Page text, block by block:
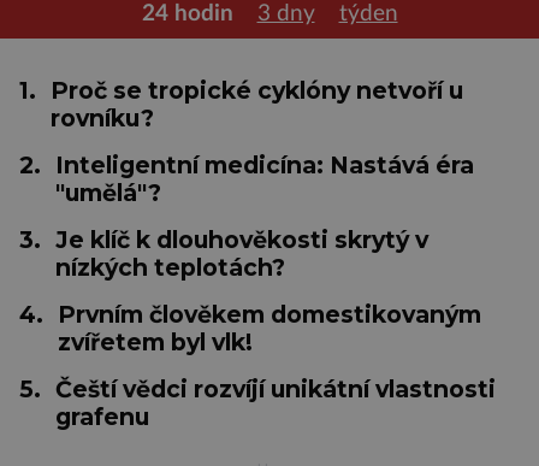
24 hodin 3 dny týden
1.
Proč se tropické cyklóny netvoří u
rovníku?
2.
Inteligentní medicína: Nastává éra
"umělá"?
3. Je klíč k dlouhověkosti skrytý v
nízkých teplotách?
4.
Prvním člověkem domestikovaným
zvířetem byl vlk!
5. Čeští vědci rozvíjí unikátní vlastnosti
grafenu